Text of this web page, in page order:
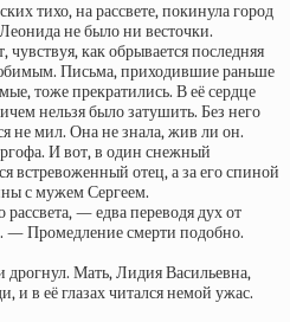
тихо, на рассвете, покинула город
не было ни весточки.
как обрывается последняя
Письма, приходившие раньше
тоже прекратились. В её сердце
нельзя было затушить. Без него
не мил. Она не знала, жив ли он.
И вот, в один снежный
встревоженный отец, а за его спиной
с мужем Сергеем.
— едва переводя дух от
— Промедление смерти подобно.
Мать, Лидия Васильевна,
и в её глазах читался немой ужас.